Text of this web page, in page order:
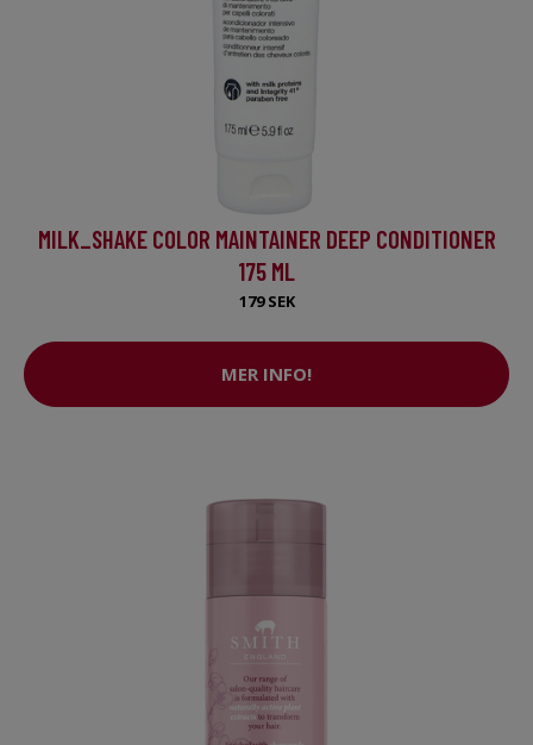
MILK_SHAKE COLOR MAINTAINER DEEP CONDITIONER
175 ML
179 SEK
MER INFO!